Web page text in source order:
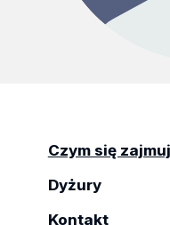
Czym się
Dyżury
Kontakt